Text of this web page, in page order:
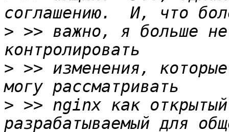
> >> важно, я больше
> >> изменения,
> >> nginx как